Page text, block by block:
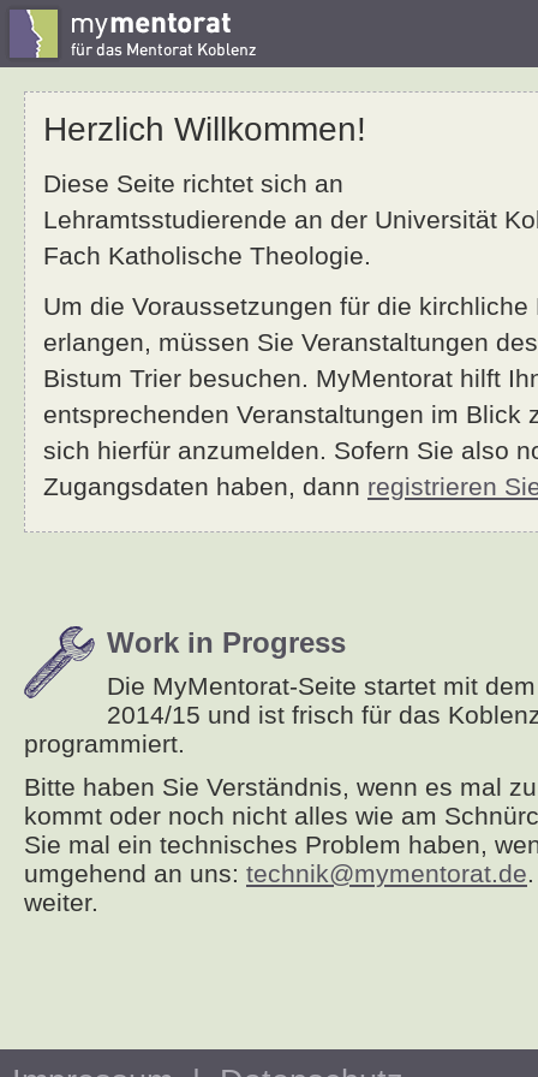
Herzlich Willkommen!
Diese Seite richtet sich an
Lehramtsstudierende an der Universität
Fach Katholische Theologie.
Um die Voraussetzungen für die
erlangen, müssen Sie Veranstaltungen
Bistum Trier besuchen. MyMentorat hilft
entsprechenden Veranstaltungen im Blick
sich hierfür anzumelden. Sofern Sie also
Zugangsdaten haben, dann registrieren
Work in Progress
Die MyMentorat-Seite startet mit
2014/15 und ist frisch für das
programmiert.
Bitte haben Sie Verständnis, wenn es mal
kommt oder noch nicht alles wie am
Sie mal ein technisches Problem haben,
umgehend an uns: technik@mymentorat.de
weiter.